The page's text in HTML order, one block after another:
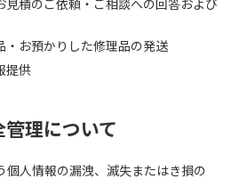
見積のご依頼・ご相談への回答および
・お預かりした修理品の発送
提供
理について
個人情報の漏洩、滅失またはき損の